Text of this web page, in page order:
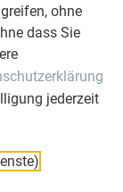
ohne
dass Sie
jederzeit